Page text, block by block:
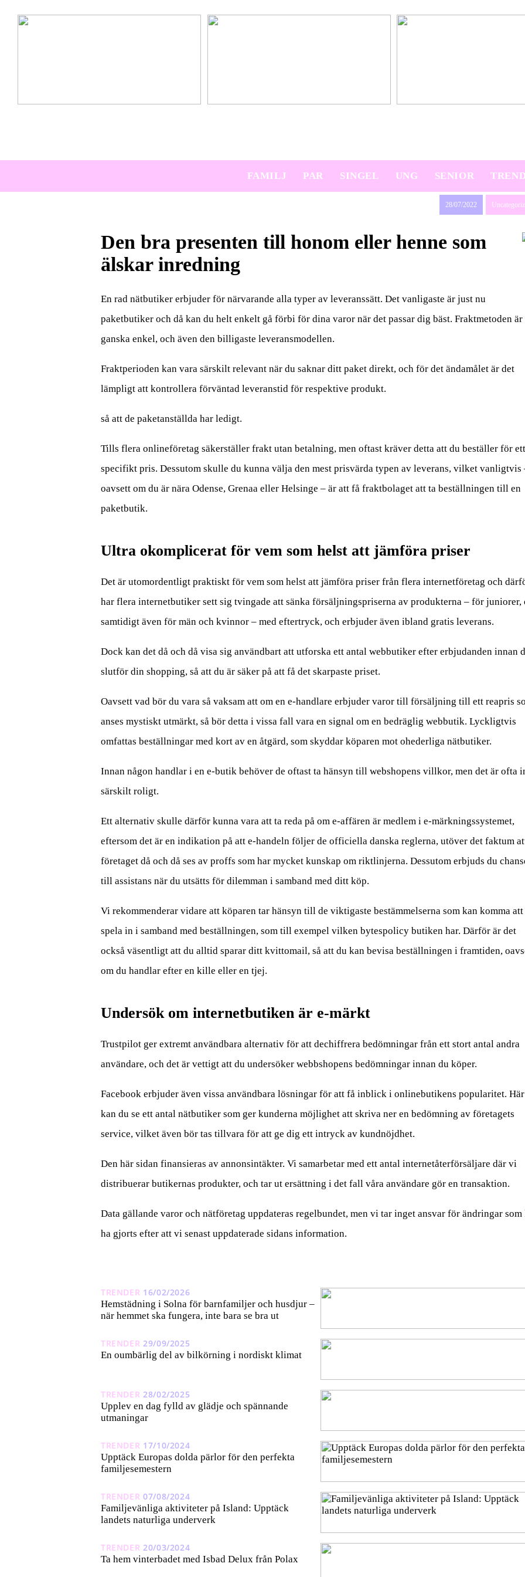
FAMILJ PAR SINGEL UNG SENIOR
28/07/2022
Den bra presenten till honom eller henne som
älskar inredning
En rad nätbutiker erbjuder för närvarande alla typer av leveranssätt. Det vanligaste är just nu
paketbutiker och då kan du helt enkelt gå förbi för dina varor när det passar dig bäst. Fraktmetoden är
ganska enkel, och även den billigaste leveransmodellen.
Fraktperioden kan vara särskilt relevant när du saknar ditt paket direkt, och för det ändamålet är det
lämpligt att kontrollera förväntad leveranstid för respektive produkt.
så att de paketanställda har ledigt.
Tills flera onlineföretag säkerställer frakt utan betalning, men oftast kräver detta att du beställer för ett
specifikt pris. Dessutom skulle du kunna välja den mest prisvärda typen av leverans, vilket vanligtvis
oavsett om du är nära Odense, Grenaa eller Helsinge – är att få fraktbolaget att ta beställningen till en
paketbutik.
Ultra okomplicerat för vem som helst att jämföra priser
Det är utomordentligt praktiskt för vem som helst att jämföra priser från flera internetföretag och
har flera internetbutiker sett sig tvingade att sänka försäljningspriserna av produkterna – för juniorer,
samtidigt även för män och kvinnor – med eftertryck, och erbjuder även ibland gratis leverans.
Dock kan det då och då visa sig användbart att utforska ett antal webbutiker efter erbjudanden innan
slutför din shopping, så att du är säker på att få det skarpaste priset.
Oavsett vad bör du vara så vaksam att om en e-handlare erbjuder varor till försäljning till ett reapris
anses mystiskt utmärkt, så bör detta i vissa fall vara en signal om en bedräglig webbutik. Lyckligtvis
omfattas beställningar med kort av en åtgärd, som skyddar köparen mot ohederliga nätbutiker.
Innan någon handlar i en e-butik behöver de oftast ta hänsyn till webshopens villkor, men det är ofta
särskilt roligt.
Ett alternativ skulle därför kunna vara att ta reda på om e-affären är medlem i e-märkningssystemet,
eftersom det är en indikation på att e-handeln följer de officiella danska reglerna, utöver det faktum
företaget då och då ses av proffs som har mycket kunskap om riktlinjerna. Dessutom erbjuds du
till assistans när du utsätts för dilemman i samband med ditt köp.
Vi rekommenderar vidare att köparen tar hänsyn till de viktigaste bestämmelserna som kan komma att
spela in i samband med beställningen, som till exempel vilken bytespolicy butiken har. Därför är det
också väsentligt att du alltid sparar ditt kvittomail, så att du kan bevisa beställningen i framtiden,
om du handlar efter en kille eller en tjej.
Undersök om internetbutiken är e-märkt
Trustpilot ger extremt användbara alternativ för att dechiffrera bedömningar från ett stort antal andra
användare, och det är vettigt att du undersöker webbshopens bedömningar innan du köper.
Facebook erbjuder även vissa användbara lösningar för att få inblick i onlinebutikens popularitet. Här
kan du se ett antal nätbutiker som ger kunderna möjlighet att skriva ner en bedömning av företagets
service, vilket även bör tas tillvara för att ge dig ett intryck av kundnöjdhet.
Den här sidan finansieras av annonsintäkter. Vi samarbetar med ett antal internetåterförsäljare där vi
distribuerar butikernas produkter, och tar ut ersättning i det fall våra användare gör en transaktion.
Data gällande varor och nätföretag uppdateras regelbundet, men vi tar inget ansvar för ändringar som
ha gjorts efter att vi senast uppdaterade sidans information.
TRENDER 16/02/2026
Hemstädning i Solna för barnfamiljer och husdjur –
när hemmet ska fungera, inte bara se bra ut
TRENDER 29/09/2025
En oumbärlig del av bilkörning i nordiskt klimat
TRENDER 28/02/2025
Upplev en dag fylld av glädje och spännande
utmaningar
TRENDER 17/10/2024
Upptäck Europas dolda pärlor för den perfekta
familjesemestern
TRENDER 07/08/2024
Familjevänliga aktiviteter på Island: Upptäck
landets naturliga underverk
TRENDER 20/03/2024
Ta hem vinterbadet med Isbad Delux från Polax